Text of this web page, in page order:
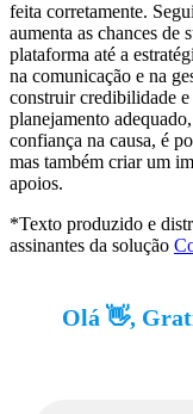
feita corretamente.
aumenta as chances de
plataforma até a
na comunicação e na
construir credibilidade
planejamento
confiança na causa, é
mas também criar um
apoios.
*Texto produzido e
assinantes da solução
Olá 👋,